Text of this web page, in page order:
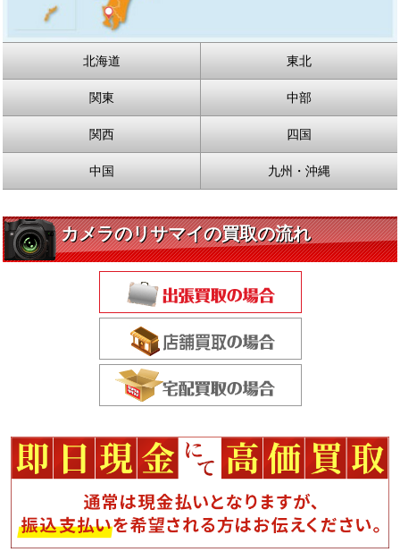
北海道 東北
関東 中部
関西 四国
中国 九州・沖縄